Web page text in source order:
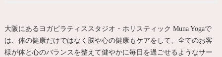
大阪にあるヨガピラティススタジオ・ホリスティック Muna Yogaで
は、体の健康だけではなく脳や心の健康もケアをして、全てのお客
様が体と心のバランスを整えて健やかに毎日を過ごせるようなサー